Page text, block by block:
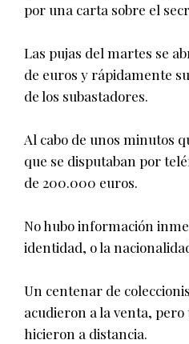
por una carta sobre el
Las pujas del martes se
de euros y rápidamente
de los subastadores.
Al cabo de unos minutos
que se disputaban por
de 200.000 euros.
No hubo información
identidad, o la
Un centenar de
acudieron a la venta, pero
hicieron a distancia.